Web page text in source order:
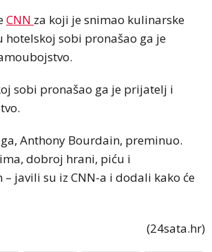
CNN za koji je snimao kulinarske
hotelskoj sobi pronašao ga je
sobi pronašao ga je prijatelj i
Anthony Bourdain, preminuo.
dobroj hrani, piću i
javili su iz CNN-a i dodali kako će
(24sata.hr)